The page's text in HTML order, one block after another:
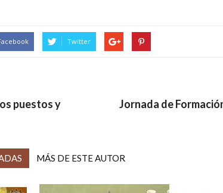
Twitter
puestos y
Jornada de
MÁS DE ESTE AUTOR